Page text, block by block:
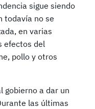
sigue siendo
todavía no se
en varias
efectos del
pollo y otros
gobierno a dar un
las últimas